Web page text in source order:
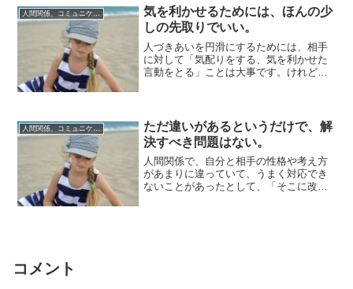
人間関係、コミュニケーション
気を利かせるためには、ほんの少
しの先取りでいい。
人づきあいを円滑にするためには、相手
に対して「気配りをする、気を利かせた
言動をとる」ことは大事です。けれど、
人間関係、コミュニケーション
ただ違いがあるというだけで、解
決すべき問題はない。
人間関係で、自分と相手の性格や考え方
があまりに違っていて、うまく対応でき
ないことがあったとして、「そこに改善
コメント